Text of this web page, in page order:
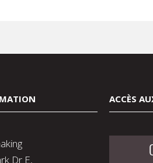
Dr E,
ACCÈS